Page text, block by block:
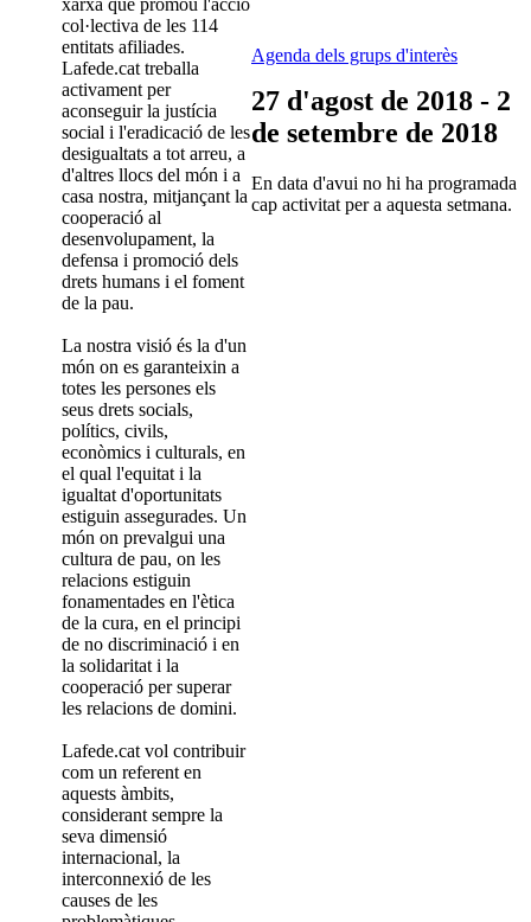
xarxa que promou l'acció
col·lectiva de les 114
entitats afiliades.
Lafede.cat treballa
activament per
aconseguir la justícia
social i l'eradicació de les
desigualtats a tot arreu, a
d'altres llocs del món i a
casa nostra, mitjançant la
cooperació al
desenvolupament, la
defensa i promoció dels
drets humans i el foment
de la pau.
La nostra visió és la d'un
món on es garanteixin a
totes les persones els
seus drets socials,
polítics, civils,
econòmics i culturals, en
el qual l'equitat i la
igualtat d'oportunitats
estiguin assegurades. Un
món on prevalgui una
cultura de pau, on les
relacions estiguin
fonamentades en l'ètica
de la cura, en el principi
de no discriminació i en
la solidaritat i la
cooperació per superar
les relacions de domini.
Lafede.cat vol contribuir
com un referent en
aquests àmbits,
considerant sempre la
seva dimensió
internacional, la
interconnexió de les
causes de les
Agenda dels grups d'interès
27 d'agost de 2018 - 2
de setembre de 2018
En data d'avui no hi ha programada
cap activitat per a aquesta setmana.